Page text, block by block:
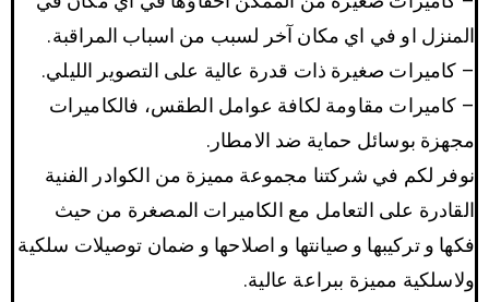
المنزل او في اي مكان آخر لسبب من اسباب المراقبة.
– كاميرات صغيرة ذات قدرة عالية على التصوير الليلي.
– كاميرات مقاومة لكافة عوامل الطقس، فالكاميرات
مجهزة بوسائل حماية ضد الامطار.
نوفر لكم في شركتنا مجموعة مميزة من الكوادر الفنية
القادرة على التعامل مع الكاميرات المصغرة من حيث
فكها و تركيبها و صيانتها و اصلاحها و ضمان توصيلات سلكية
ولاسلكية مميزة ببراعة عالية.